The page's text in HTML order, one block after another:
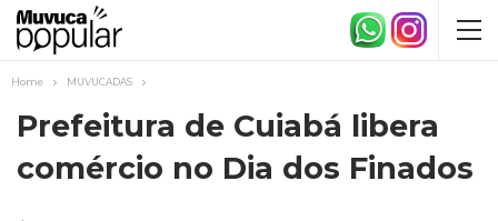
Home MUVUCADAS
Prefeitura de Cuiabá libera
comércio no Dia dos Finados